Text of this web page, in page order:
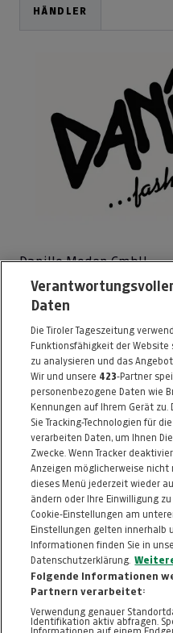
HÄNDLER
Danillo Moden GmbH
Meinhardstraße 3
6020 Innsbruck
Telefon: 0512 / 563517
E-Mail:danillo@chello.at
www.danillo.at
Alle Artikel des Händlers
Informationen zum
FAQ HILFE
KONTAKT
Daten
Die Tiroler Tageszeitung
Funktionsfähigkeit der
zu analysieren und das
Wir und unsere 423-Partner
personenbezogene Daten wie
Kennungen auf Ihrem Gerät zu.
Sie Tracking-Technologien für
verarbeiten Daten, um Ihnen
Zwecke. Wenn Tracker
Anzeigen möglicherweise nicht
dieses Menü jederzeit wieder
ändern oder Ihre Einwilligung
Cookie-Einstellungen am
Einstellungen gelten innerhalb
Informationen finden Sie in
Datenschutzerklärung.
Folgende Informationen
Partnern verarbeitet:
Verwendung genauer
Identifikation aktiv abfragen.